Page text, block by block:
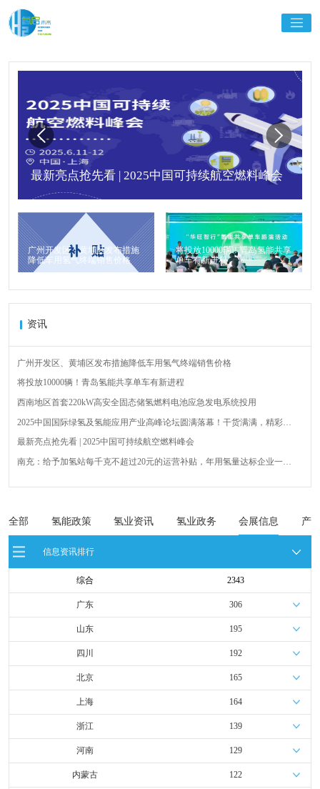
最新亮点抢先看 | 2025中国可持续航空燃料峰会
广州开发区、黄埔区发布措施
降低车用氢气终端销售价格
将投放10000辆！青岛氢能共享
单车有新进程
资讯
广州开发区、黄埔区发布措施降低车用氢气终端销售价格
将投放10000辆！青岛氢能共享单车有新进程
西南地区首套220kW高安全固态储氢燃料电池应急发电系统投用
2025中国国际绿氢及氢能应用产业高峰论坛圆满落幕！干货满满，精彩瞬
最新亮点抢先看 | 2025中国可持续航空燃料峰会
南充：给予加氢站每千克不超过20元的运营补贴，年用氢量达标企业一次
成果验收工作会议在呼伦贝尔举行
新疆俊瑞温宿规模化制绿氢项目开工仪式在温宿县成功举办
产业发展举办交流会
全部 氢能政策 氢业资讯 氢业政务 会展信息 产
信息资讯排行
综合 2343
广东 306
山东 195
四川 192
北京 165
上海 164
浙江 139
河南 129
内蒙古 122